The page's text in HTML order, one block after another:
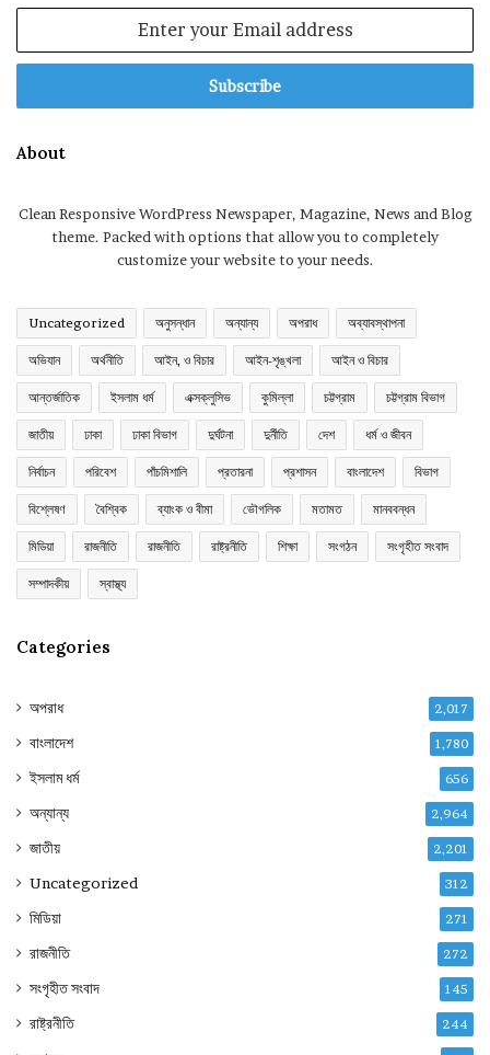
Email
About
Clean Responsive WordPress Newspaper, Magazine, News and Blog
theme. Packed with options that allow you to completely
customize your website to your needs.
Uncategorized অনুসন্ধান অন্যান্য অপরাধ অব্যাবস্থাপনা
অভিযান অর্থনীতি আইন, ও বিচার আইন-শৃঙ্খলা আইন ও বিচার
আন্তর্জাতিক ইসলাম ধর্ম এক্সক্লুসিভ কুমিল্লা চট্টগ্রাম চট্টগ্রাম বিভাগ
জাতীয় ঢাকা ঢাকা বিভাগ দুর্ঘটনা দুর্নীতি দেশ ধর্ম ও জীবন
নির্বাচন পরিবেশ পাঁচমিশালি প্রতারনা প্রশাসন বাংলাদেশ বিভাগ
বিশ্লেষণ বৈশ্বিক ব্যাংক ও বীমা ভৌগলিক মতামত মানববন্ধন
মিডিয়া রাজনীতি রাজনীতি রাষ্ট্রনীতি শিক্ষা সংগঠন সংগৃহীত সংবাদ
সম্পাদকীয় স্বাস্থ্য
Categories
অপরাধ 2,017
বাংলাদেশ 1,780
ইসলাম ধর্ম 656
অন্যান্য 2,964
জাতীয় 2,201
Uncategorized 312
মিডিয়া 271
রাজনীতি 272
সংগৃহীত সংবাদ 145
রাষ্ট্রনীতি 244